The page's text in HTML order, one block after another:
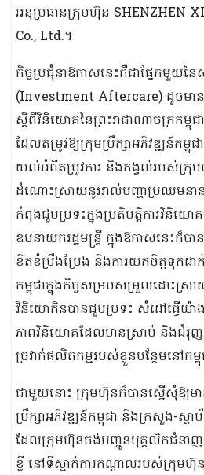
អនុប្រធានក្រុមហ៊ុន SHENZHEN
Co., Ltd.។
កិច្ចប្រជុំនាឱកាសនេះគឺជាផ្នែកមួយន
(Investment Aftercare) ដូចមាន
ស្តីពីវិនិយោគនៃព្រះរាជាណាចក្រកម្ពុ
ដែលតម្រូវឱ្យក្រុមប្រឹក្សាអភិវឌ្ឍន៍កម្ពុ
យល់អំពីតម្រូវការ និងកង្វល់របស់ក្រុ
ដំណោះស្រាយនូវរាល់បញ្ហាប្រឈមន
កំពុងជួបប្រទះក្នុងប្រតិបត្តិការវិនិយោ
ឧបនាយករដ្ឋមន្ត្រី ក្នុងឱកាសនេះក៏
ខិតខំប្រឹងប្រែង និងការយកចិត្តទុកដា
កម្ពុជាក្នុងកិច្ចសម្របសម្រួលដោះស្រ
វិនិយោគិនបានជួបប្រទះ សំដៅធ្វើយ៉ាង
ភាពវិនិយោគដែលមានស្រាប់ និងជំរុញ
ច្រវាក់ផលិតកម្មរបស់ខ្លួនបន្ថែមនៅកម្
ជាមួយនោះ ក្រុមហ៊ុនក៏បានស្នើសុំឱ្យ
ប្រឹក្សាអភិវឌ្ឍន៍កម្ពុជា និងក្រសួង-ស្
ដែលក្រុមហ៊ុនចង់បញ្ជូនបុគ្គលិកជំនាញ
ខ្លី នៅទីស្នាក់ការកណ្តាលរបស់ក្រុម